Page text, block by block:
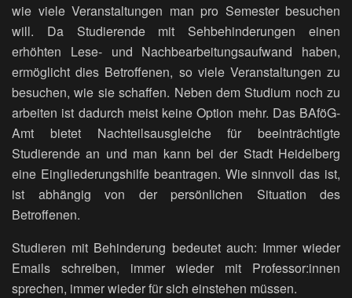
wie viele Veranstaltungen man pro Semester besuchen
will. Da Studierende mit Sehbehinderungen einen
erhöhten Lese- und Nachbearbeitungsaufwand haben,
ermöglicht dies Betroffenen, so viele Veranstaltungen zu
besuchen, wie sie schaffen. Neben dem Studium noch zu
arbeiten ist dadurch meist keine Option mehr. Das BAföG-
Amt bietet Nachteilsausgleiche für beeinträchtigte
Studierende an und man kann bei der Stadt Heidelberg
eine Eingliederungshilfe beantragen. Wie sinnvoll das ist,
ist abhängig von der persönlichen Situation des
Betroffenen.
Studieren mit Behinderung bedeutet auch: Immer wieder
Emails schreiben, immer wieder mit Professor:innen
sprechen, immer wieder für sich einstehen müssen.